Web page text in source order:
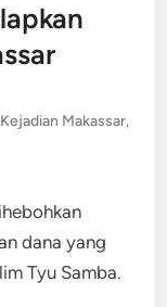
Makassar,
dana yang
Tyu Samba.